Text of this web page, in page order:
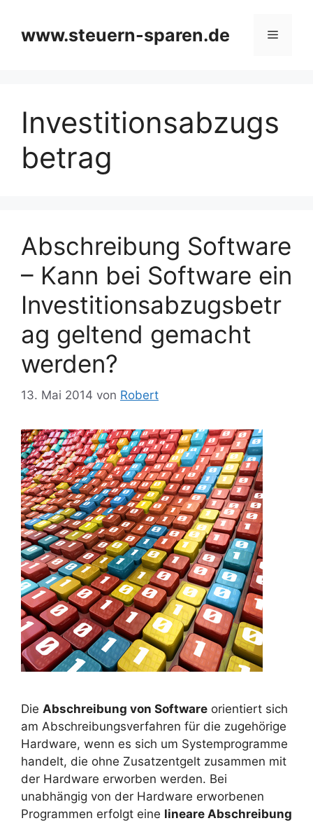
springen
www.steuern-sparen.de Menü
Investitionsabzugs
betrag
Abschreibung Software
– Kann bei Software ein
Investitionsabzugsbetr
ag geltend gemacht
werden?
13. Mai 2014 von Robert
Die Abschreibung von Software orientiert sich
am Abschreibungsverfahren für die zugehörige
Hardware, wenn es sich um Systemprogramme
handelt, die ohne Zusatzentgelt zusammen mit
der Hardware erworben werden. Bei
unabhängig von der Hardware erworbenen
Programmen erfolgt eine lineare Abschreibung